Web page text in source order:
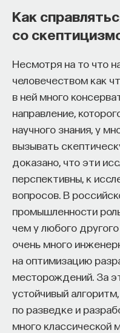
Как
со
Несмотря на то что
человечеством как
в ней много
направление,
научного знания, у
вызывать
доказано, что эти
перспективны, к
вопросов. В
промышленности
чем у любого
очень много
на оптимизацию
месторождений. За
устойчивый
по разведке и
много классической
нашей
И поэтому,
как-то
которым мы
сегодня, — это
терапии очень
есть самое
какую-то
содержимое,
для генной
вирусную
находит какие-
встраивается, и
модификации.